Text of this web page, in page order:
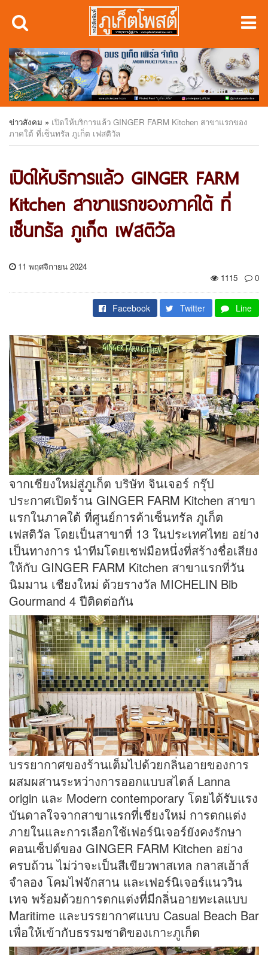
ข่าวสังคม » เปิดให้บริการแล้ว GINGER FARM Kitchen สาขาแรกของ
ภาคใต้ ที่เซ็นทรัล ภูเก็ต เฟสติวัล
เปิดให้บริการแล้ว GINGER FARM
Kitchen สาขาแรกของภาคใต้ ที่
เซ็นทรัล ภูเก็ต เฟสติวัล
11 พฤศจิกายน 2024
1115
0
Facebook Twitter Line
จากเชียงใหม่สู่ภูเก็ต บริษัท จินเจอร์ กรุ๊ป
ประกาศเปิดร้าน GINGER FARM Kitchen สาขา
แรกในภาคใต้ ที่ศูนย์การค้าเซ็นทรัล ภูเก็ต
เฟสติวัล โดยเป็นสาขาที่ 13 ในประเทศไทย อย่าง
เป็นทางการ นำทีมโดยเชฟมือหนึ่งที่สร้างชื่อเสียง
ให้กับ GINGER FARM Kitchen สาขาแรกที่วัน
นิมมาน เชียงใหม่ ด้วยรางวัล MICHELIN Bib
Gourmand 4 ปีติดต่อกัน
บรรยากาศของร้านเต็มไปด้วยกลิ่นอายของการ
ผสมผสานระหว่างการออกแบบสไตล์ Lanna
origin และ Modern contemporary โดยได้รับแรง
บันดาลใจจากสาขาแรกที่เชียงใหม่ การตกแต่ง
ภายในและการเลือกใช้เฟอร์นิเจอร์ยังคงรักษา
คอนเซ็ปต์ของ GINGER FARM Kitchen อย่าง
ครบถ้วน ไม่ว่าจะเป็นสีเขียวพาสเทล กลาสเฮ้าส์
จำลอง โคมไฟจักสาน และเฟอร์นิเจอร์แนววิน
เทจ พร้อมด้วยการตกแต่งที่มีกลิ่นอายทะเลแบบ
Maritime และบรรยากาศแบบ Casual Beach Bar
เพื่อให้เข้ากับธรรมชาติของเกาะภูเก็ต